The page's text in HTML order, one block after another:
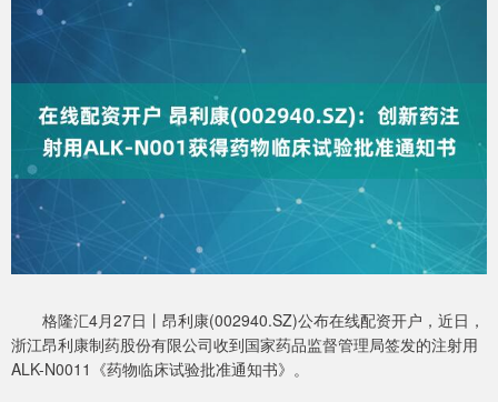
格隆汇4月27日丨昂利康(002940.SZ)公布在线配资开户，近日，
浙江昂利康制药股份有限公司收到国家药品监督管理局签发的注射用
ALK-N0011《药物临床试验批准通知书》。